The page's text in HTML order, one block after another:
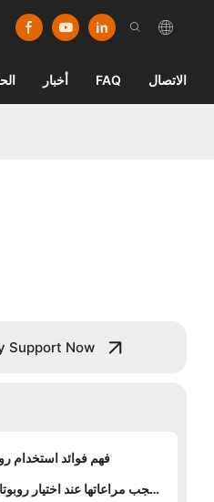
أخبار FAQ الاتصال
Support Now
- فهم فوائد استخدام
- عوامل يجب مراعاتها عند اختيار روبوتات اللحام المعروضة للبيع